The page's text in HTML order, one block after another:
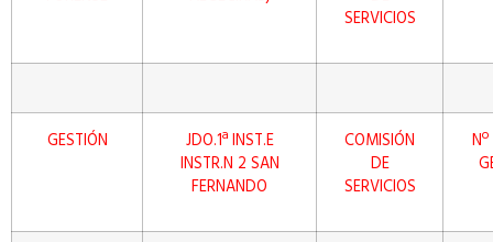
SERVICIOS
GESTIÓN
JDO.1ª INST.E
INSTR.N 2 SAN
FERNANDO
COMISIÓN
DE
SERVICIOS